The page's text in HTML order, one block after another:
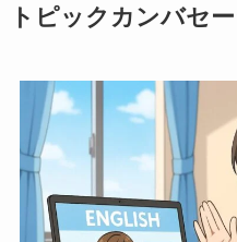
トピックカンバセ